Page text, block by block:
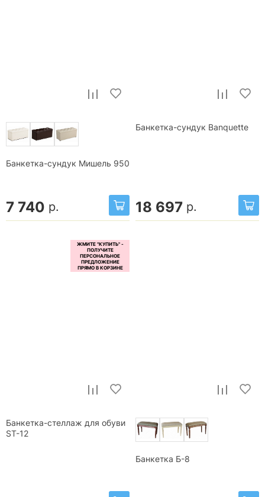
Банкетка-сундук Мишель 950
7 740 р.
Банкетка-сундук Banquette
18 697 р.
Банкетка-стеллаж для обуви
ST-12
Банкетка Б-8